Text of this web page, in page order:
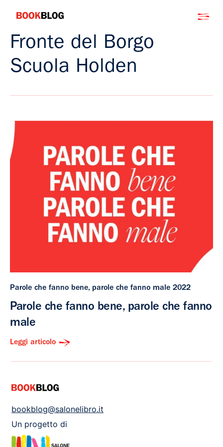
contenuto
Bookblog
Fronte del Borgo
Scuola Holden
Parole che fanno bene, parole che fanno male 2022
Parole che fanno bene, parole che fanno
male
Leggi articolo
bookblog@salonelibro.it
Un progetto di